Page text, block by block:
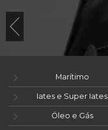
Marítimo
Iates e Super Iates
Óleo e Gás